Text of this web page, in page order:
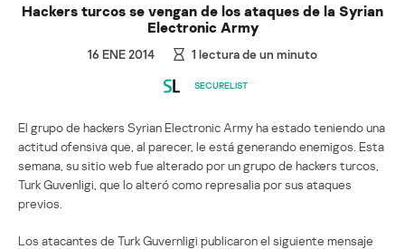
Hackers turcos se vengan de los ataques de la Syrian
Electronic Army
16 ENE 2014 1 lectura de un minuto
SECURELIST
El grupo de hackers Syrian Electronic Army ha estado teniendo una
actitud ofensiva que, al parecer, le está generando enemigos. Esta
semana, su sitio web fue alterado por un grupo de hackers turcos,
Turk Guvenligi, que lo alteró como represalia por sus ataques
previos.
Los atacantes de Turk Guvernligi publicaron el siguiente mensaje